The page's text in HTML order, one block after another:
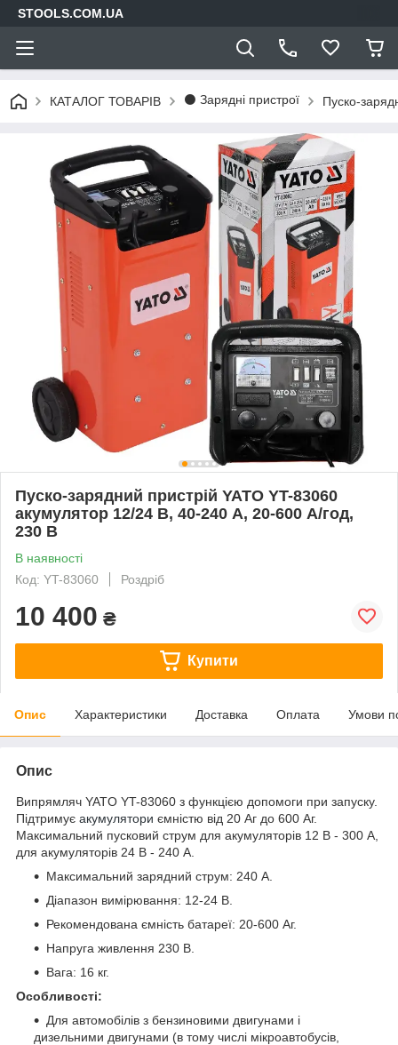
STOOLS.COM.UA
КАТАЛОГ ТОВАРІВ ⚫ Зарядні пристрої Пуско-
Пуско-зарядний пристрій YATO YT-83060
акумулятор 12/24 В, 40-240 А, 20-600 А/год,
230 В
В наявності
Код: YT-83060
Роздріб
10 400 ₴
Купити
Опис Характеристики Доставка Оплата Умови
Опис
Випрямляч YATO YT-83060 з функцією допомоги при запуску.
Підтримує акумулятори ємністю від 20 Аг до 600 Аг.
Максимальний пусковий струм для акумуляторів 12 В - 300 А,
для акумуляторів 24 В - 240 А.
Максимальний зарядний струм: 240 А.
Діапазон вимірювання: 12-24 В.
Рекомендована ємність батареї: 20-600 Аг.
Напруга живлення 230 В.
Вага: 16 кг.
Особливості:
Для автомобілів з бензиновими двигунами і
дизельними двигунами (в тому числі мікроавтобусів,